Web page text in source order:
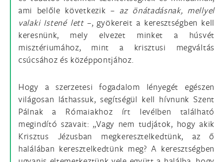
ami belőle következik – az önátadásnak, mellyel
valaki Istené lett–, gyökereit a keresztségben kell
keresnünk, mely elvezet minket a húsvét
misztériumához, mint a krisztusi megváltás
csúcsához és középpontjához.
Hogy a szerzetesi fogadalom lényegét egészen
világosan láthassuk, segítségül kell hívnunk Szent
Pálnak a Rómaiakhoz írt levélben található
megindító szavait: „Vagy nem tudjátok, hogy akik
Krisztus Jézusban megkeresztelkedtünk, az ő
halálában keresztelkedtünk meg? A keresztségben